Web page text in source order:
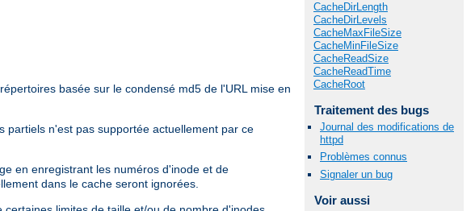
basée sur le condensé md5 de l'URL mise en
partiels n'est pas supportée actuellement par ce
en enregistrant les numéros d'inode et de
dans le cache seront ignorées.
CacheDirLength
CacheDirLevels
CacheMaxFileSize
CacheMinFileSize
CacheReadSize
CacheReadTime
CacheRoot
Traitement des bugs
Journal des modifications de
httpd
Problèmes connus
Signaler un bug
Voir aussi